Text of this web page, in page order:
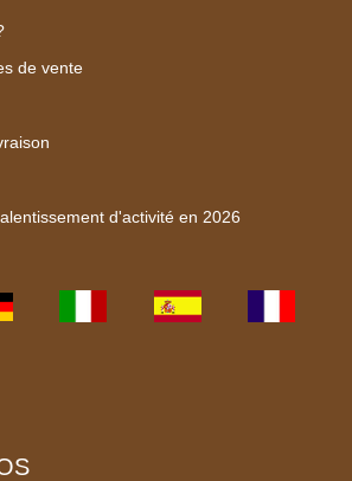
de vente
d'activité en 2026